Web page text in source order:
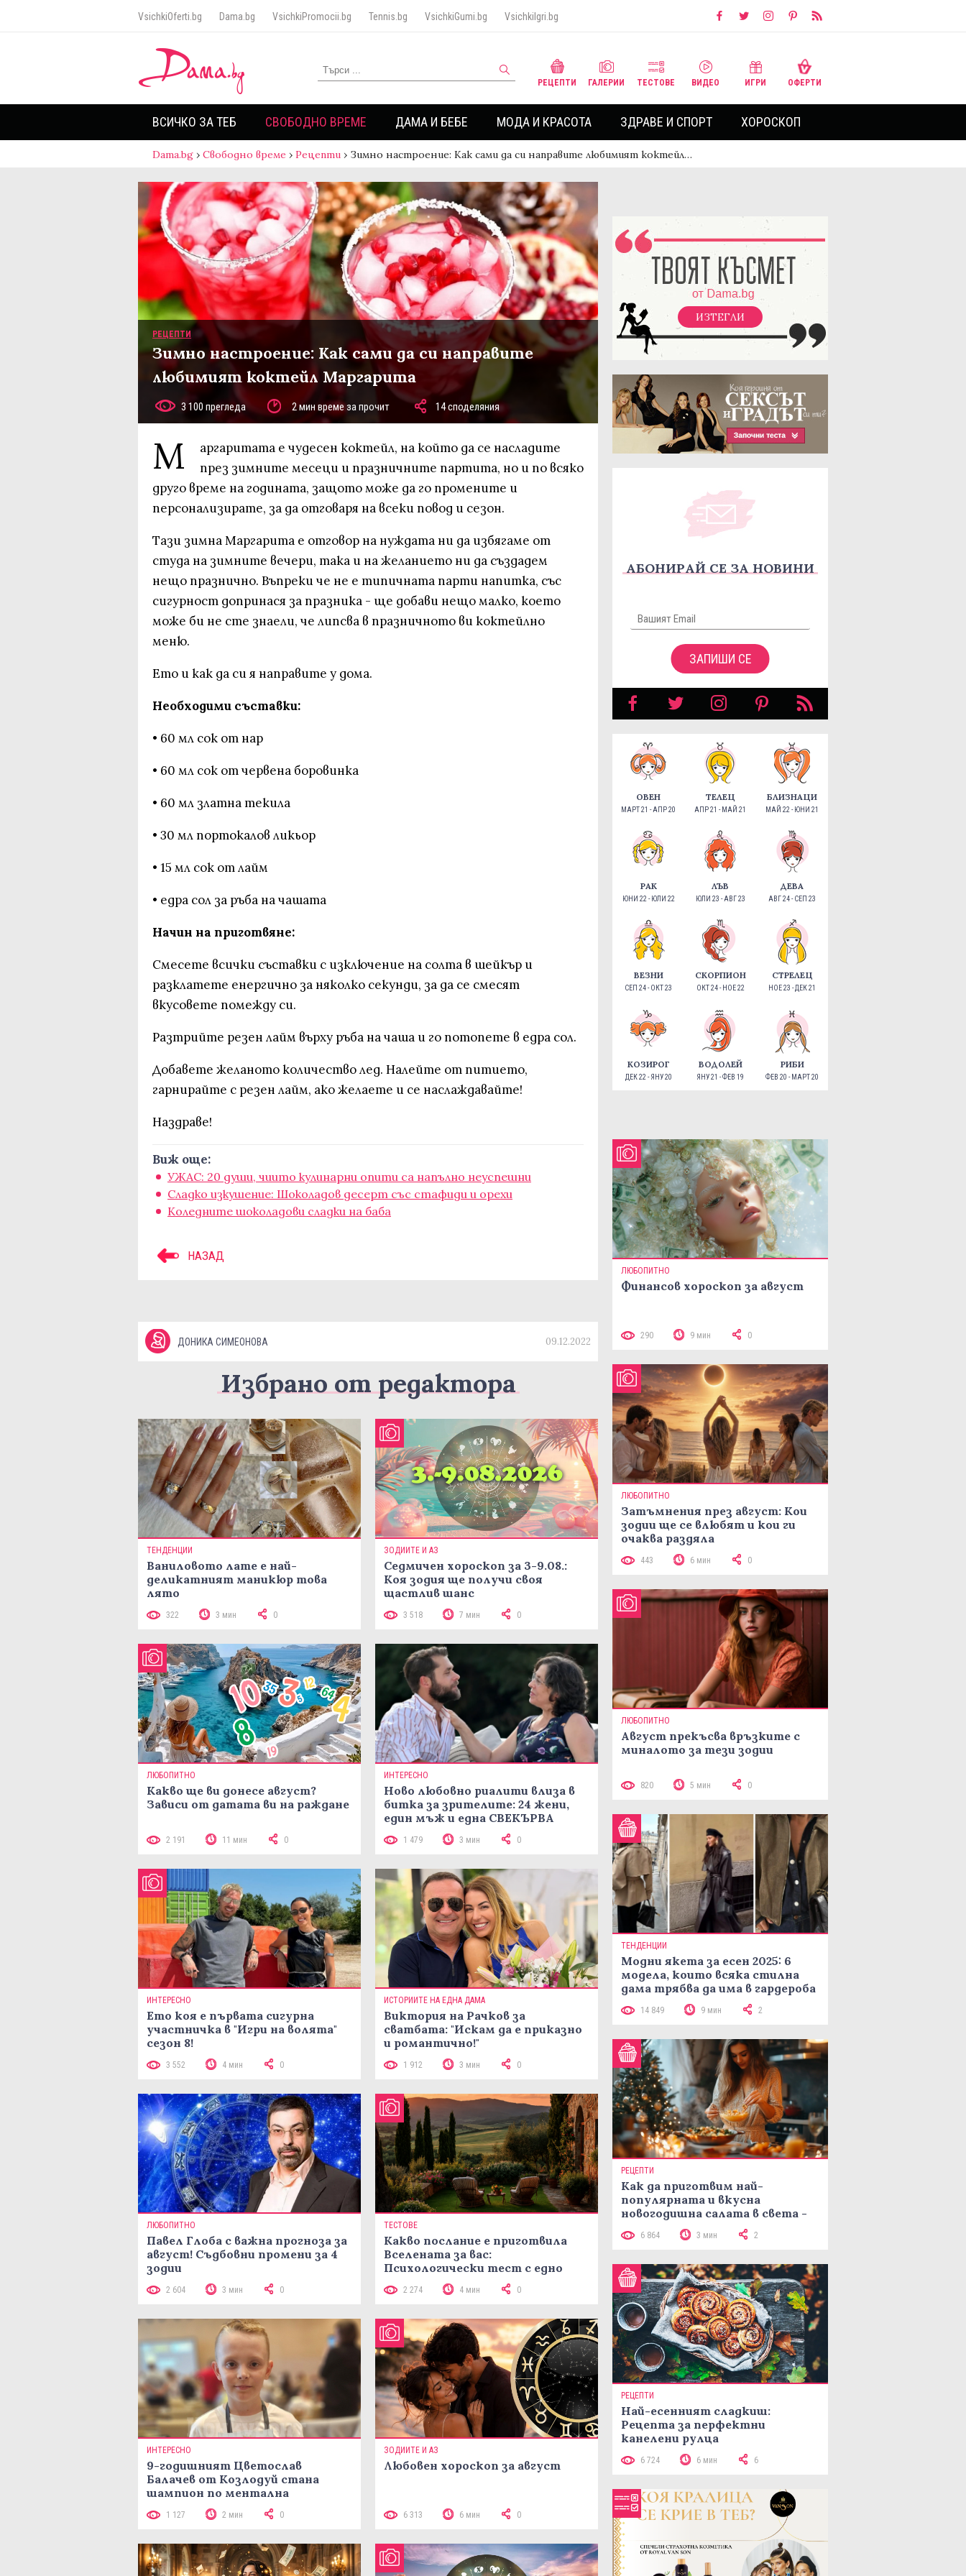
VsichkiOferti.bg Dama.bg VsichkiPromocii.bg Tennis.bg VsichkiGumi.bg VsichkiIgri.bg
РЕЦЕПТИ ГАЛЕРИИ ТЕСТОВЕ ВИДЕО ИГРИ ОФЕРТИ
ВСИЧКО ЗА ТЕБ СВОБОДНО ВРЕМЕ ДАМА И БЕБЕ МОДА И КРАСОТА ЗДРАВЕ И СПОРТ ХОРОСКОП
Dama.bg › Свободно време › Рецепти › Зимно настроение: Как сами да си направите любимият коктейл…
РЕЦЕПТИ
Зимно настроение: Как сами да си направите
любимият коктейл Маргарита
3 100 прегледа 2 мин време за прочит 14 споделяния
М
аргаритата е чудесен коктейл, на който да се насладите
през зимните месеци и празничните партита, но и по всяко
друго време на годината, защото може да го промените и
персонализирате, за да отговаря на всеки повод и сезон.
Тази зимна Маргарита е отговор на нуждата ни да избягаме от
студа на зимните вечери, така и на желанието ни да създадем
нещо празнично. Въпреки че не е типичната парти напитка, със
сигурност допринася за празника - ще добави нещо малко, което
може би не сте знаели, че липсва в празничното ви коктейлно
меню.
Ето и как да си я направите у дома.
Необходими съставки:
• 60 мл сок от нар
• 60 мл сок от червена боровинка
• 60 мл златна текила
• 30 мл портокалов ликьор
• 15 мл сок от лайм
• едра сол за ръба на чашата
Начин на приготвяне:
Смесете всички съставки с изключение на солта в шейкър и
разклатете енергично за няколко секунди, за да се смесят
вкусовете помежду си.
Разтрийте резен лайм върху ръба на чаша и го потопете в едра сол.
Добавете желаното количество лед. Налейте от питието,
гарнирайте с резен лайм, ако желаете и се наслаждавайте!
Наздраве!
Виж още:
УЖАС: 20 души, чиито кулинарни опити са напълно неуспешни
Сладко изкушение: Шоколадов десерт със стафиди и орехи
Коледните шоколадови сладки на баба
НАЗАД
ДОНИКА СИМЕОНОВА 09.12.2022
Избрано от редактора
ТЕНДЕНЦИИ
Ваниловото лате е най-
деликатният маникюр това
лято
322 3 мин 0
ЗОДИИТЕ И АЗ
Седмичен хороскоп за 3-9.08.:
Коя зодия ще получи своя
щастлив шанс
3 518 7 мин 0
ЛЮБОПИТНО
Какво ще ви донесе август?
Зависи от датата ви на ражданe
2 191 11 мин 0
ИНТЕРЕСНО
Ново любовно риалити влиза в
битка за зрителите: 24 жени,
един мъж и една СВЕКЪРВА
1 479 3 мин 0
ИНТЕРЕСНО
Ето коя е първата сигурна
участничка в "Игри на волята"
сезон 8!
3 552 4 мин 0
ИСТОРИИТЕ НА ЕДНА ДАМА
Виктория на Рачков за
сватбата: "Искам да е приказно
и романтично!"
1 912 3 мин 0
ЛЮБОПИТНО
Павел Глоба с важна прогноза за
август! Съдбовни промени за 4
зодии
2 604 3 мин 0
ТЕСТОВЕ
Какво послание е приготвила
Вселената за вас:
Психологически тест с едно
2 274 4 мин 0
ИНТЕРЕСНО
9-годишният Цветослав
Балачев от Козлодуй стана
шампион по ментална
аритметика с 320 задачи за 10
минути
1 127 2 мин 0
ЗОДИИТЕ И АЗ
Любовен хороскоп за август
6 313 6 мин 0
ИЗТЕГЛИ
АБОНИРАЙ СЕ ЗА НОВИНИ
ЗАПИШИ СЕ
ОВЕН
МАРТ 21 - АПР 20
ТЕЛЕЦ
АПР 21 - МАЙ 21
БЛИЗНАЦИ
МАЙ 22 - ЮНИ 21
РАК
ЮНИ 22 - ЮЛИ 22
ЛЪВ
ЮЛИ 23 - АВГ 23
ДЕВА
АВГ 24 - СЕП 23
ВЕЗНИ
СЕП 24 - ОКТ 23
СКОРПИОН
ОКТ 24 - НОЕ 22
СТРЕЛЕЦ
НОЕ 23 - ДЕК 21
КОЗИРОГ
ДЕК 22 - ЯНУ 20
ВОДОЛЕЙ
ЯНУ 21 - ФЕВ 19
РИБИ
ФЕВ 20 - МАРТ 20
ЛЮБОПИТНО
Финансов хороскоп за август
290 9 мин 0
ЛЮБОПИТНО
Затъмнения през август: Кои
зодии ще се влюбят и кои ги
очаква раздяла
443 6 мин 0
ЛЮБОПИТНО
Август прекъсва връзките с
миналото за тези зодии
820 5 мин 0
ТЕНДЕНЦИИ
Модни якета за есен 2025: 6
модела, които всяка стилна
дама трябва да има в гардероба
14 849 9 мин 2
РЕЦЕПТИ
Как да приготвим най-
популярната и вкусна
новогодишна салата в света -
рецепта Мимоза
6 864 3 мин 2
РЕЦЕПТИ
Най-есенният сладкиш:
Рецепта за перфектни
канелени рулца
6 724 6 мин 6